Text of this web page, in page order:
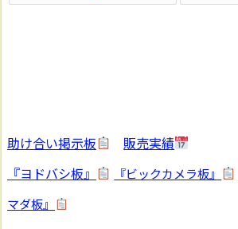
助け合い掲示板
販売実績
『ヨドバシ板』
『ビックカメラ板』
マダ板』